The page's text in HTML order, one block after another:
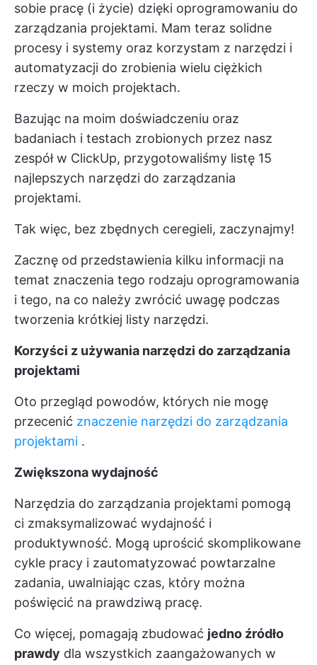
sobie pracę (i życie) dzięki oprogramowaniu do
zarządzania projektami. Mam teraz solidne
procesy i systemy oraz korzystam z narzędzi i
automatyzacji do zrobienia wielu ciężkich
rzeczy w moich projektach.
Bazując na moim doświadczeniu oraz
badaniach i testach zrobionych przez nasz
zespół w ClickUp, przygotowaliśmy listę 15
najlepszych narzędzi do zarządzania
projektami.
Tak więc, bez zbędnych ceregieli, zaczynajmy!
Zacznę od przedstawienia kilku informacji na
temat znaczenia tego rodzaju oprogramowania
i tego, na co należy zwrócić uwagę podczas
tworzenia krótkiej listy narzędzi.
Korzyści z używania narzędzi do zarządzania
projektami
Oto przegląd powodów, których nie mogę
przecenić znaczenie narzędzi do zarządzania
projektami .
Zwiększona wydajność
Narzędzia do zarządzania projektami pomogą
ci zmaksymalizować wydajność i
produktywność. Mogą uprościć skomplikowane
cykle pracy i zautomatyzować powtarzalne
zadania, uwalniając czas, który można
poświęcić na prawdziwą pracę.
Co więcej, pomagają zbudować jedno źródło
prawdy dla wszystkich zaangażowanych w